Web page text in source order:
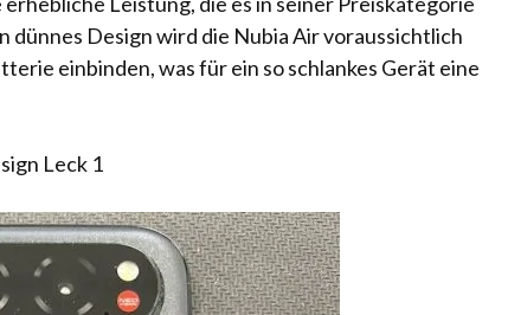
dünnes Design wird die Nubia Air voraussichtlich
einbinden, was für ein so schlankes Gerät eine
Leck 1